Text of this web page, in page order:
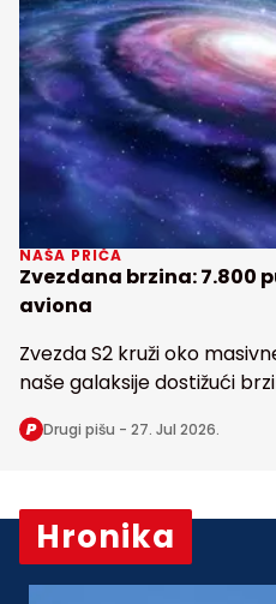
NAŠA PRIČA
Zvezdana brzina: 7.800
aviona
Zvezda S2 kruži oko masivne
naše galaksije dostižući
sekundi
Drugi pišu - 27. Jul 2026.
Hronika
Vidi sve